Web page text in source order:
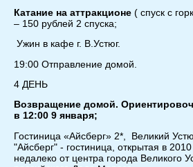
Катание на аттракционе ( спуск с
– 150 рублей 2 спуска;
Ужин в кафе г. В.Устюг.
19:00 Отправление домой.
4 ДЕНЬ
Возвращение домой.
в 12:00 9 января;
Гостиница «Айсберг» 2*, Великий
"Айсберг" - гостиница, открытая в
недалеко от центра города Великого